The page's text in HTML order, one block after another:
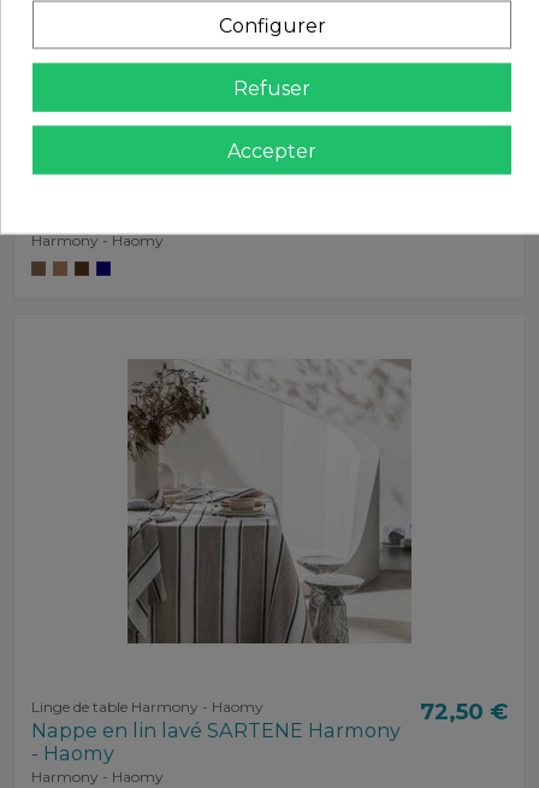
Linge de table Harmony - Haomy
Harmony - Haomy
45,00 €
Linge de table Harmony - Haomy
Nappe en lin lavé SARTENE Harmony
- Haomy
Harmony - Haomy
72,50 €
Configurer
Refuser
Accepter